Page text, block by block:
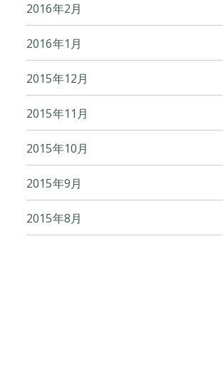
2016年2月
2016年1月
2015年12月
2015年11月
2015年10月
2015年9月
2015年8月